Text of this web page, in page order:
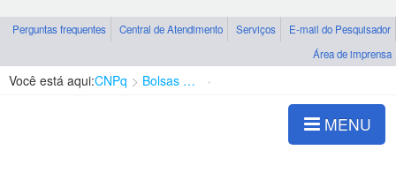
Perguntas frequentes Central de Atendimento Serviços
E-mail do Pesquisador
Área de imprensa
Você está aqui:CNPq Bolsas e Auxílios Vigentes
MENU